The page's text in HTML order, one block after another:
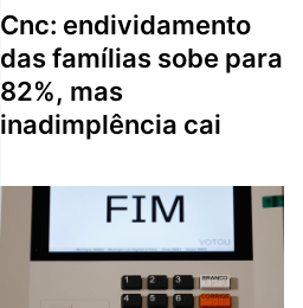
cnc: endividamento
das famílias sobe para
82%, mas
inadimplência cai